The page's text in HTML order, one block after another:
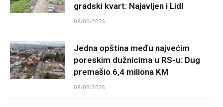
gradski kvart: Najavljen i Lidl
09/08/2026
Jedna opština među najvećim
poreskim dužnicima u RS-u: Dug
premašio 6,4 miliona KM
09/08/2026